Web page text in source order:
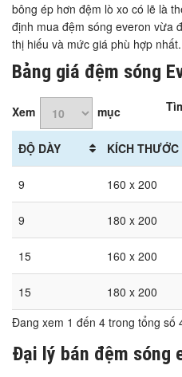
bông ép hơn đệm lò xo có lẽ là
định mua đệm sóng everon vừa
thị hiếu và mức giá phù hợp nhất.
Bảng giá đệm sóng
Xem mục
ĐỘ DÀY KÍCH THƯỚC
9 160 x 200
9 180 x 200
15 160 x 200
15 180 x 200
Đang xem 1 đến 4 trong tổng số
Đại lý bán đệm sóng